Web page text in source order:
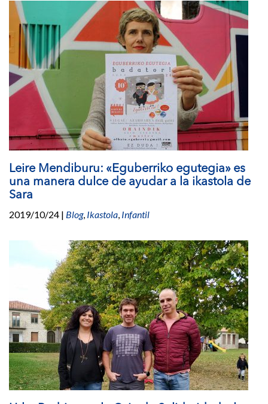
Leire Mendiburu: «Eguberriko egutegia» es
una manera dulce de ayudar a la ikastola de
Sara
2019/10/24 | Blog, Ikastola, Infantil